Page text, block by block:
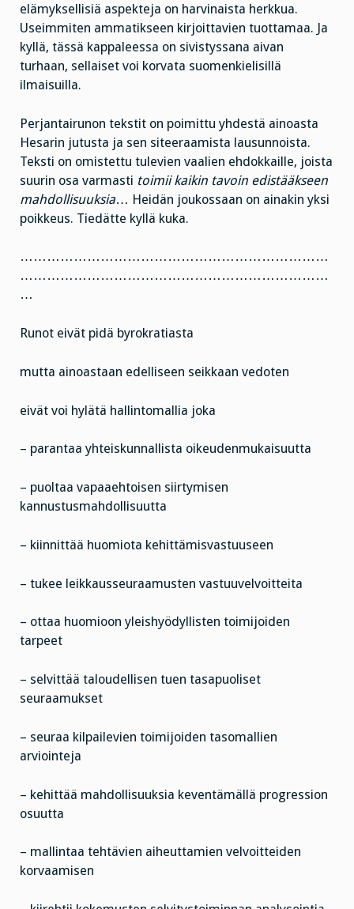
elämyksellisiä aspekteja on harvinaista herkkua.
Useimmiten ammatikseen kirjoittavien tuottamaa. Ja
kyllä, tässä kappaleessa on sivistyssana aivan
turhaan, sellaiset voi korvata suomenkielisillä
ilmaisuilla.
Perjantairunon tekstit on poimittu yhdestä ainoasta
Hesarin jutusta ja sen siteeraamista lausunnoista.
Teksti on omistettu tulevien vaalien ehdokkaille, joista
suurin osa varmasti toimii kaikin tavoin edistääkseen
mahdollisuuksia… Heidän joukossaan on ainakin yksi
poikkeus. Tiedätte kyllä kuka.
……………………………………………………………
……………………………………………………………
…
Runot eivät pidä byrokratiasta
mutta ainoastaan edelliseen seikkaan vedoten
eivät voi hylätä hallintomallia joka
– parantaa yhteiskunnallista oikeudenmukaisuutta
– puoltaa vapaaehtoisen siirtymisen
kannustusmahdollisuutta
– kiinnittää huomiota kehittämisvastuuseen
– tukee leikkausseuraamusten vastuuvelvoitteita
– ottaa huomioon yleishyödyllisten toimijoiden
tarpeet
– selvittää taloudellisen tuen tasapuoliset
seuraamukset
– seuraa kilpailevien toimijoiden tasomallien
arviointeja
– kehittää mahdollisuuksia keventämällä progression
osuutta
– mallintaa tehtävien aiheuttamien velvoitteiden
korvaamisen